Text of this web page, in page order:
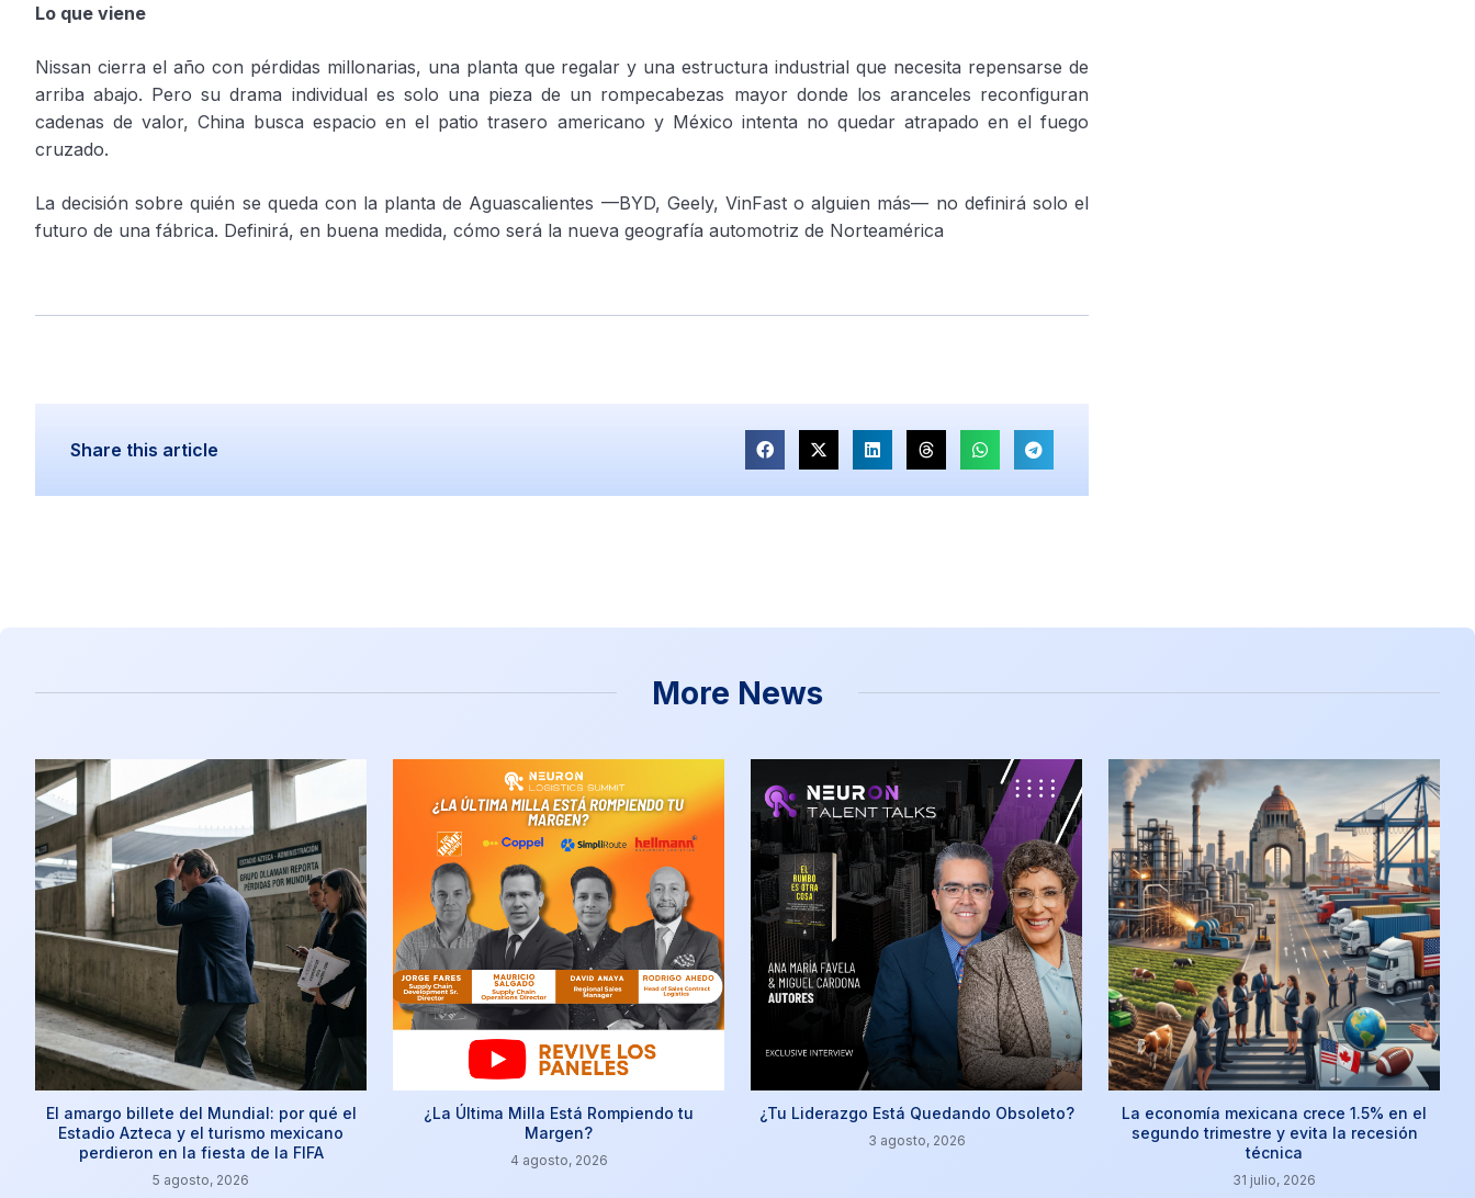
Lo que viene
Nissan cierra el año con pérdidas millonarias, una planta que regalar y una estructura industrial que necesita repensarse de
arriba abajo. Pero su drama individual es solo una pieza de un rompecabezas mayor donde los aranceles reconfiguran
cadenas de valor, China busca espacio en el patio trasero americano y México intenta no quedar atrapado en el fuego
cruzado.
La decisión sobre quién se queda con la planta de Aguascalientes —BYD, Geely, VinFast o alguien más— no definirá solo el
futuro de una fábrica. Definirá, en buena medida, cómo será la nueva geografía automotriz de Norteamérica
Share this article
More News
El amargo billete del Mundial: por qué el
Estadio Azteca y el turismo mexicano
perdieron en la fiesta de la FIFA
5 agosto, 2026
¿La Última Milla Está Rompiendo tu
Margen?
4 agosto, 2026
¿Tu Liderazgo Está Quedando Obsoleto?
3 agosto, 2026
La economía mexicana crece 1.5% en el
segundo trimestre y evita la recesión
técnica
31 julio, 2026